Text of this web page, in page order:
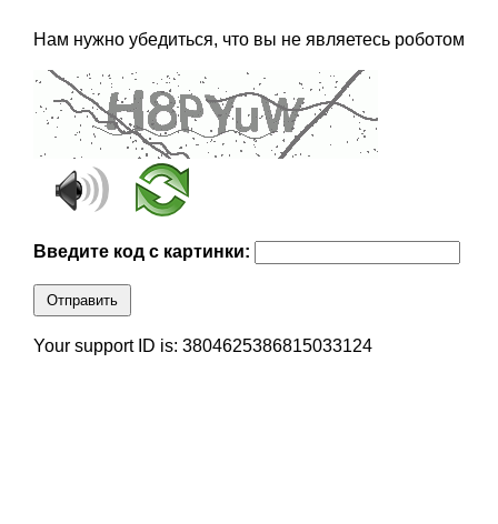
Нам нужно убедиться, что вы не являетесь роботом
Введите код с картинки:
Отправить
Your support ID is: 3804625386815033124